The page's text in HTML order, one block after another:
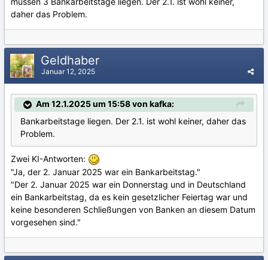
daher das Problem.
Geldhaber
Januar 12, 2025
Am 12.1.2025 um 15:58 von kafka:
Bankarbeitstage liegen. Der 2.1. ist wohl keiner, daher das
Problem.
Zwei KI-Antworten:
"Ja, der 2. Januar 2025 war ein Bankarbeitstag."
"Der 2. Januar 2025 war ein Donnerstag und in Deutschland
ein Bankarbeitstag, da es kein gesetzlicher Feiertag war und
keine besonderen Schließungen von Banken an diesem Datum
vorgesehen sind."